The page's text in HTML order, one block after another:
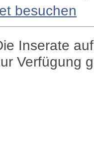
besuchen
Inserate
Verfügung